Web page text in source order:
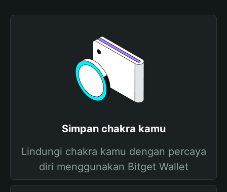
Simpan chakra kamu
Lindungi chakra kamu dengan percaya
diri menggunakan Bitget Wallet